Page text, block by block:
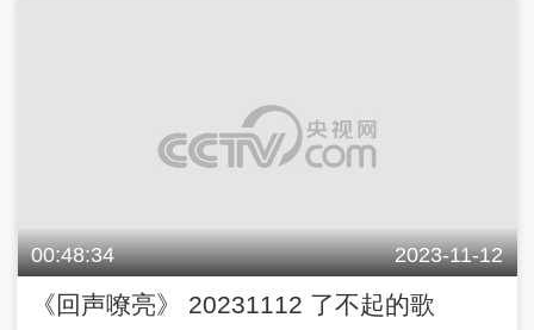
00:48:34 2023-11-12
《回声嘹亮》 20231112 了不起的歌